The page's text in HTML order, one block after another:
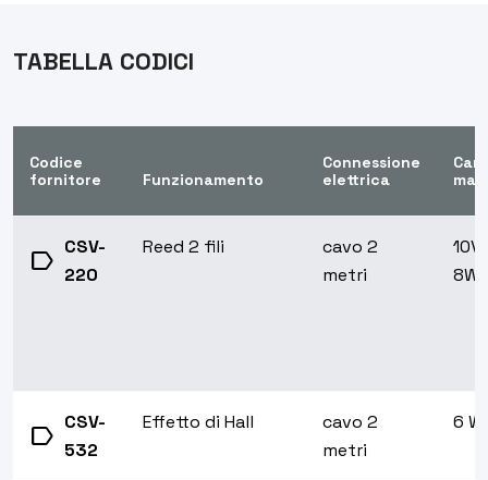
TABELLA CODICI
Codice
fornitore
Funzionamento
Connessione
elettrica
max
label CSV-
220
Reed 2 fili
cavo 2
metri
8W
label CSV-
532
Effetto di Hall
cavo 2
metri
6 W